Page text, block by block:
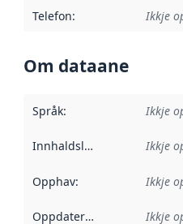
Telefon: Ikkje
Om dataane
Språk: Ikkje
Innhaldsleverandørar :
Ikkje
Opphav: Ikkje
Oppdateringsfrekvens :
Ikkje